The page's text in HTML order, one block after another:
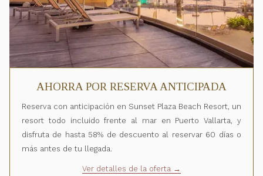
AHORRA POR RESERVA ANTICIPADA
Reserva con anticipación en Sunset Plaza Beach Resort, un
resort todo incluido frente al mar en Puerto Vallarta, y
disfruta de hasta 58% de descuento al reservar 60 días o
más antes de tu llegada.
Ver detalles de la oferta